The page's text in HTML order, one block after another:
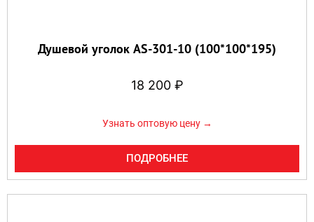
Душевой уголок AS-301-10 (100*100*195)
18 200 ₽
Узнать оптовую цену →
ПОДРОБНЕЕ